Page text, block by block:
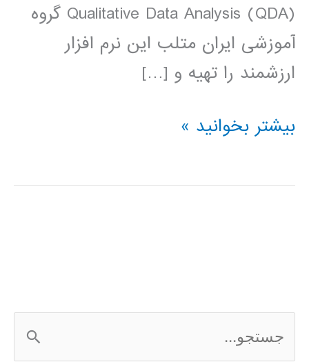
Qualitative Data Analysis (QDA) گروه
آموزشی ایران متلب این نرم افزار
ارزشمند را تهیه و […]
دانلود
افزار
بیشتر بخوانید »